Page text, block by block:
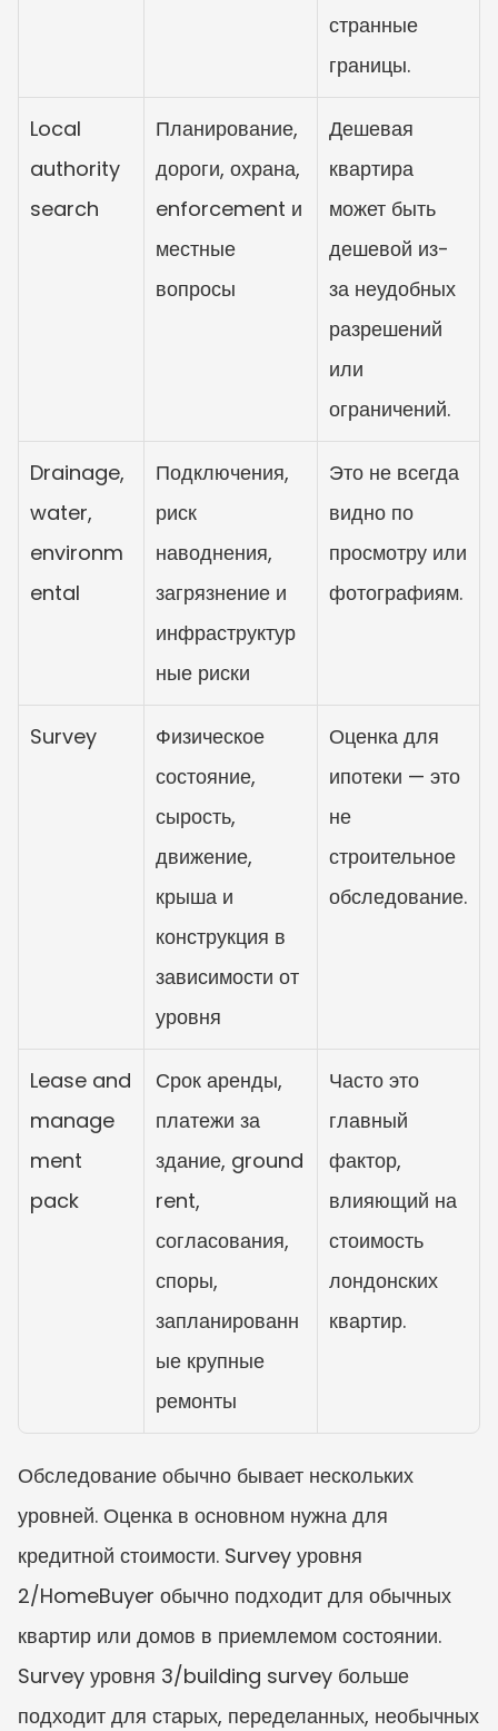
странные
границы.
Local
authority
search
Планирование,
дороги, охрана,
enforcement и
местные
вопросы
Дешевая
квартира
может быть
дешевой из-
за неудобных
разрешений
или
ограничений.
Drainage,
water,
environm
ental
Подключения,
риск
наводнения,
загрязнение и
инфраструктур
ные риски
Это не всегда
видно по
просмотру или
фотографиям.
Survey
Физическое
состояние,
сырость,
движение,
крыша и
конструкция в
зависимости от
уровня
Оценка для
ипотеки — это
не
строительное
обследование.
Lease and
manage
ment
pack
Срок аренды,
платежи за
здание, ground
rent,
согласования,
споры,
запланированн
ые крупные
ремонты
Часто это
главный
фактор,
влияющий на
стоимость
лондонских
квартир.
Обследование обычно бывает нескольких
уровней. Оценка в основном нужна для
кредитной стоимости. Survey уровня
2/HomeBuyer обычно подходит для обычных
квартир или домов в приемлемом состоянии.
Survey уровня 3/building survey больше
подходит для старых, переделанных, необычных